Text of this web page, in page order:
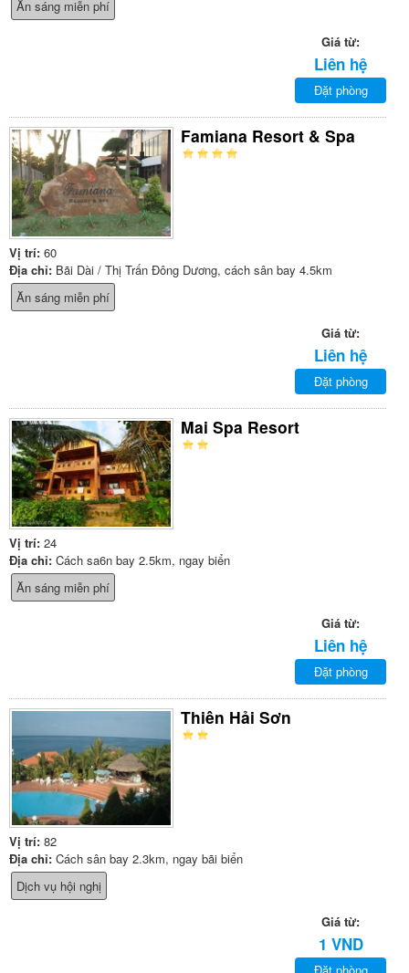
Ăn sáng miễn phí
Giá từ:
Liên hệ
Đặt phòng
Famiana Resort & Spa
Vị trí: 60
Địa chỉ: Bãi Dài / Thị Trấn Đông Dương, cách sân bay 4.5km
Ăn sáng miễn phí
Giá từ:
Liên hệ
Đặt phòng
Mai Spa Resort
Vị trí: 24
Địa chỉ: Cách sa6n bay 2.5km, ngay biển
Ăn sáng miễn phí
Giá từ:
Liên hệ
Đặt phòng
Thiên Hải Sơn
Vị trí: 82
Địa chỉ: Cách sân bay 2.3km, ngay bãi biển
Dịch vụ hội nghị
Giá từ:
1 VND